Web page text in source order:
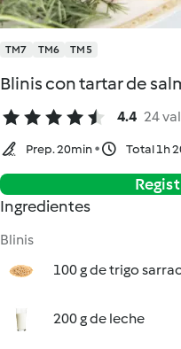
TM7 TM6 TM5
Blinis con tartar de
4.4 24
Prep. 20min Total 1h
Ingredientes
Blinis
100 g de trigo
200 g de leche